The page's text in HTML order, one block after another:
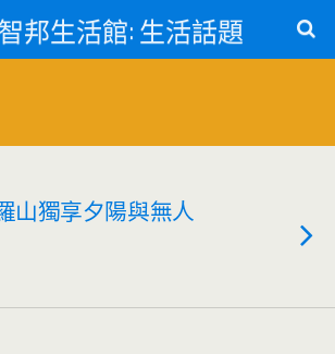
智邦生活館: 生活話題
山獨享夕陽與無人